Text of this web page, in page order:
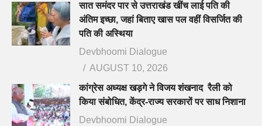
सात समंदर पार से उत्तराखंड खींच लाई पति की
अंतिम इच्छा, जहां बिताए खास पल वहीं विसर्जित की
पति की अस्थिया
Devbhoomi Dialogue
AUGUST 10, 2026
कांग्रेस अध्यक्ष खड़गे ने विजय शंखनाद रैली को
किया संबोधित, केंद्र-राज्य सरकारों पर साध निशाना
Devbhoomi Dialogue